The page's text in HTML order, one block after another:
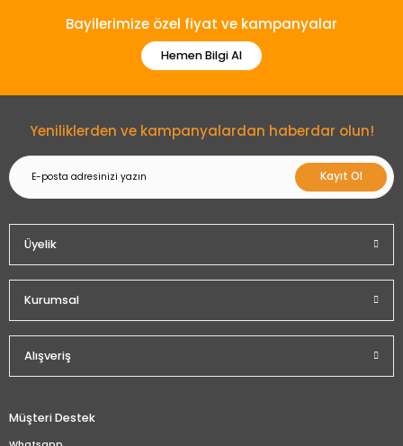
Bayilerimize özel fiyat ve kampanyalar
Hemen Bilgi Al
Yeniliklerden ve kampanyalardan haberdar olun!
Kayıt Ol
Üyelik
Kurumsal
Alışveriş
Müşteri Destek